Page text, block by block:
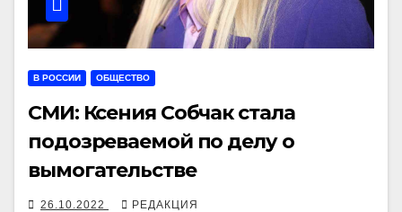
В РОССИИ ОБЩЕСТВО
СМИ: Ксения Собчак стала
подозреваемой по делу о
вымогательстве
26.10.2022 РЕДАКЦИЯ